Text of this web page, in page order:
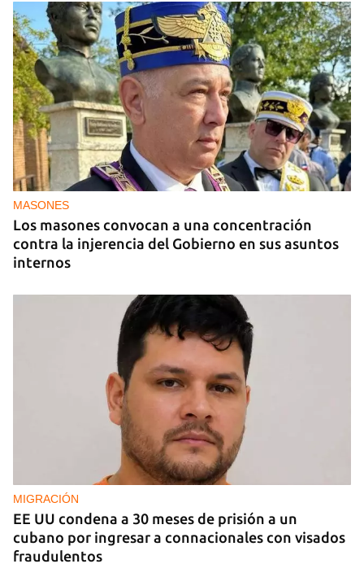
14YMEDIO
Edición impresa del 10 de julio de 2026
MASONES
Los masones convocan a una concentración
contra la injerencia del Gobierno en sus asuntos
internos
MIGRACIÓN
EE UU condena a 30 meses de prisión a un
cubano por ingresar a connacionales con visados
fraudulentos